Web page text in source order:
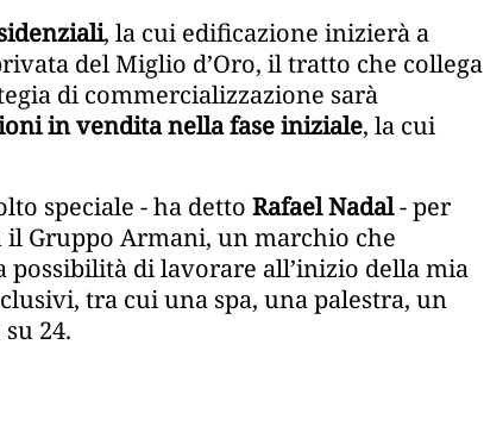
, la cui edificazione inizierà a
del Miglio d’Oro, il tratto che collega
di commercializzazione sarà
in vendita nella fase iniziale, la cui
speciale - ha detto Rafael Nadal- per
Gruppo Armani, un marchio che
di lavorare all’inizio della mia
tra cui una spa, una palestra, un
24.